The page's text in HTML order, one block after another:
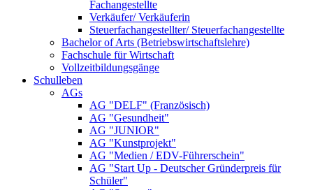
Fachangestellte
Verkäufer/ Verkäuferin
Steuerfachangestellter/ Steuerfachangestellte
Bachelor of Arts (Betriebswirtschaftslehre)
Fachschule für Wirtschaft
Vollzeitbildungsgänge
Schulleben
AGs
AG "DELF" (Französisch)
AG "Gesundheit"
AG "JUNIOR"
AG "Kunstprojekt"
AG "Medien / EDV-Führerschein"
AG "Start Up - Deutscher Gründerpreis für
Schüler"